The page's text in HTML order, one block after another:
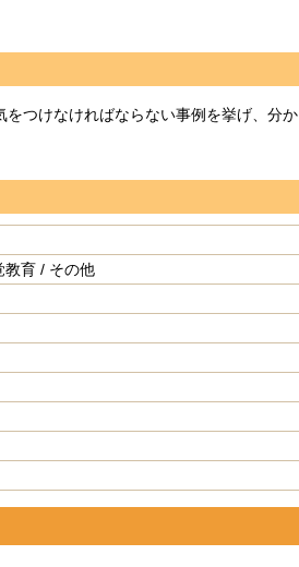
つけなければならない事例を挙げ、分か
教育 / その他